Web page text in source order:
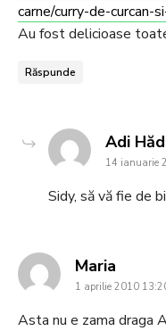
carne/curry-de-curcan-
Au fost delicioase
Răspunde
Adi
14 ianuarie
Sidy, să vă fie de
Maria
1 aprilie 2010
Asta nu e zama draga